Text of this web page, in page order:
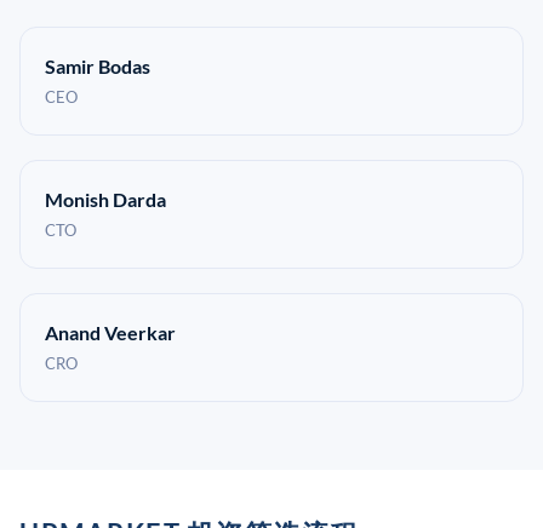
Samir Bodas
CEO
Monish Darda
CTO
Anand Veerkar
CRO